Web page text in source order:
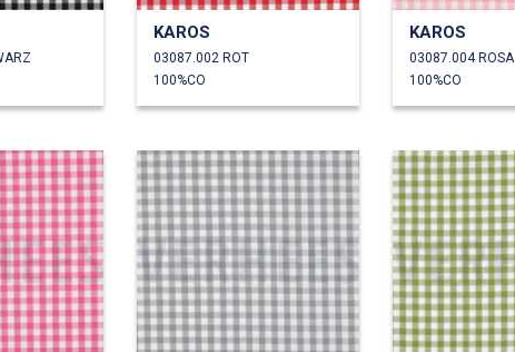
KAROS
03087.002 ROT
100%CO
KAROS
03087.004 ROSA
100%CO